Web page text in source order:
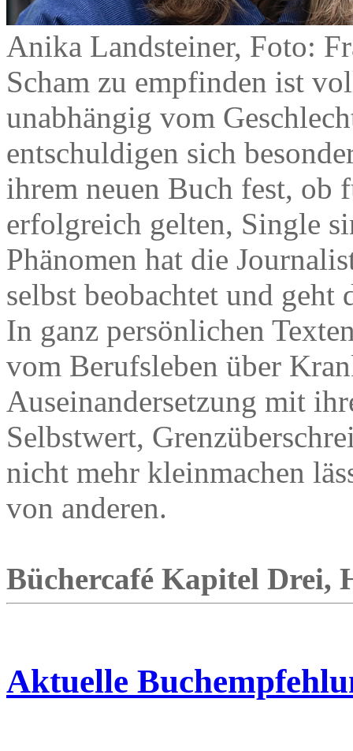
Anika Landsteiner, Foto:
Scham zu empfinden ist
unabhängig vom
entschuldigen sich
ihrem neuen Buch fest, ob
erfolgreich gelten, Single
Phänomen hat die
selbst beobachtet und geht
In ganz persönlichen
vom Berufsleben über
Auseinandersetzung mit
Selbstwert,
nicht mehr kleinmachen
von anderen.
Büchercafé Kapitel Drei,
Aktuelle